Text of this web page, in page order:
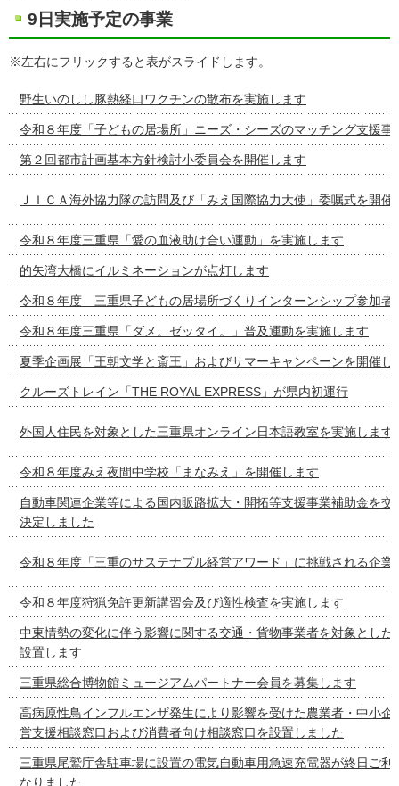
9日実施予定の事業
※左右にフリックすると表がスライドします。
野生いのしし豚熱経口ワクチンの散布を実施します
令和８年度「子どもの居場所」ニーズ・シーズのマッチング支援事
第２回都市計画基本方針検討小委員会を開催します
ＪＩＣＡ海外協力隊の訪問及び「みえ国際協力大使」委嘱式を開催
令和８年度三重県「愛の血液助け合い運動」を実施します
的矢湾大橋にイルミネーションが点灯します
令和８年度 三重県子どもの居場所づくりインターンシップ参加者
令和８年度三重県「ダメ。ゼッタイ。」普及運動を実施します
夏季企画展「王朝文学と斎王」およびサマーキャンペーンを開催し
クルーズトレイン「THE ROYAL EXPRESS」が県内初運行
外国人住民を対象とした三重県オンライン日本語教室を実施します
令和８年度みえ夜間中学校「まなみえ」を開催します
自動車関連企業等による国内販路拡大・開拓等支援事業補助金を交
決定しました
令和８年度「三重のサステナブル経営アワード」に挑戦される企業
令和８年度狩猟免許更新講習会及び適性検査を実施します
中東情勢の変化に伴う影響に関する交通・貨物事業者を対象とした
設置します
三重県総合博物館ミュージアムパートナー会員を募集します
高病原性鳥インフルエンザ発生により影響を受けた農業者・中小企
営支援相談窓口および消費者向け相談窓口を設置しました
三重県尾鷲庁舎駐車場に設置の電気自動車用急速充電器が終日ご利
なりました